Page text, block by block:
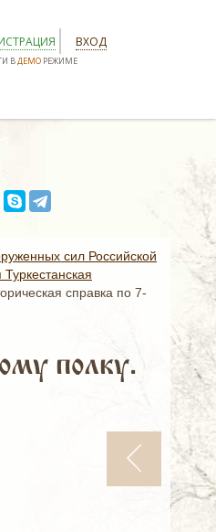
ВХОД
ВДЕМО РЕЖИМЕ
сил Российской
Туркестанская
справка по 7-
полку.